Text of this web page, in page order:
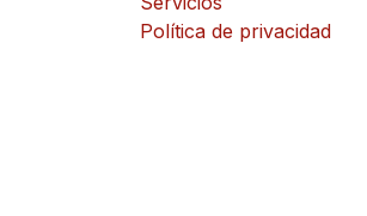
Política de privacidad